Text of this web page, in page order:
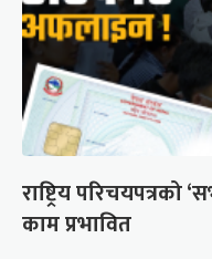
राष्ट्रिय परिचयपत्रको
काम प्रभावित